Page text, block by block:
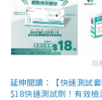
點
延伸閱讀：【快速測試
$18快速測試劑！有效